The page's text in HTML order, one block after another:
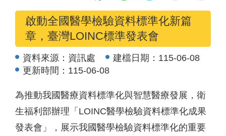
啟動全國醫學檢驗資料標準化新篇
章，臺灣LOINC標準發表會
資料來源： 資訊處 建檔日期： 115-06-08
更新時間： 115-06-08
為推動我國醫療資料標準化與智慧醫療發展，衛
生福利部辦理「LOINC醫學檢驗資料標準化成果
發表會」，展示我國醫學檢驗資料標準化的重要